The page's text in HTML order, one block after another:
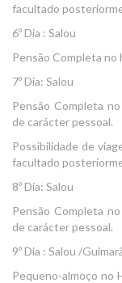
facultado
6º Dia : Salou
Pensão Completa no
7º Dia: Salou
Pensão Completa
de carácter pessoal.
Possibilidade de
facultado
8º Dia: Salou
Pensão Completa
de carácter pessoal.
9º Dia : Salou /
Pequeno-almoço no